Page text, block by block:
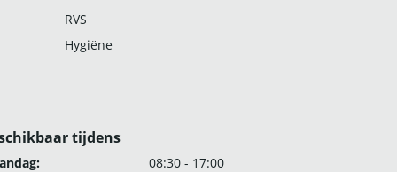
RVS
Hygiëne
tijdens
08:30 - 17:00